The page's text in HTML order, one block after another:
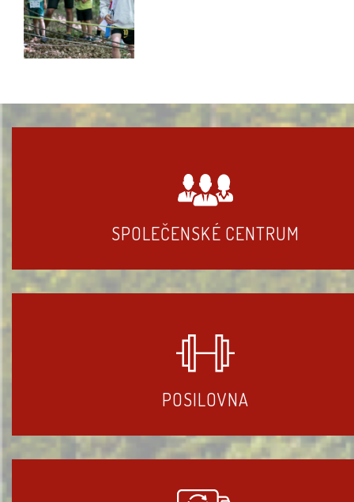
SPOLEČENSKÉ CENTRUM
POSILOVNA